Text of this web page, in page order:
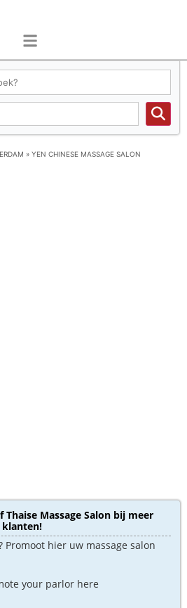
» YEN CHINESE MASSAGE SALON
Massage Salon bij meer
klanten!
Promoot hier uw massage salon
your parlor here